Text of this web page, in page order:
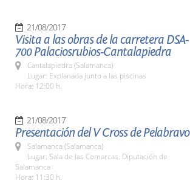
21/08/2017
Visita a las obras de la carretera DSA-
700 Palaciosrubios-Cantalapiedra
Cantalapiedra (Salamanca)
Lugar: Explanada junto a las piscinas
Hora: 12:00 h.
21/08/2017
Presentación del V Cross de Pelabravo
Salamanca (Salamanca)
Lugar: Sala de las Comarcas. Diputación de
Salamanca
Hora: 11:30 h.